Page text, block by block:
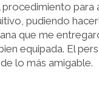
procedimiento para
pudiendo
que me
equipada. El
lo más amigable.